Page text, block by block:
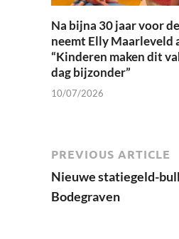
Na bijna 30 jaar voor
neemt Elly Maarleveld
“Kinderen maken dit
dag bijzonder”
10/07/2026
PREVIOUS ARTICLE
Nieuwe statiegeld-
Bodegraven